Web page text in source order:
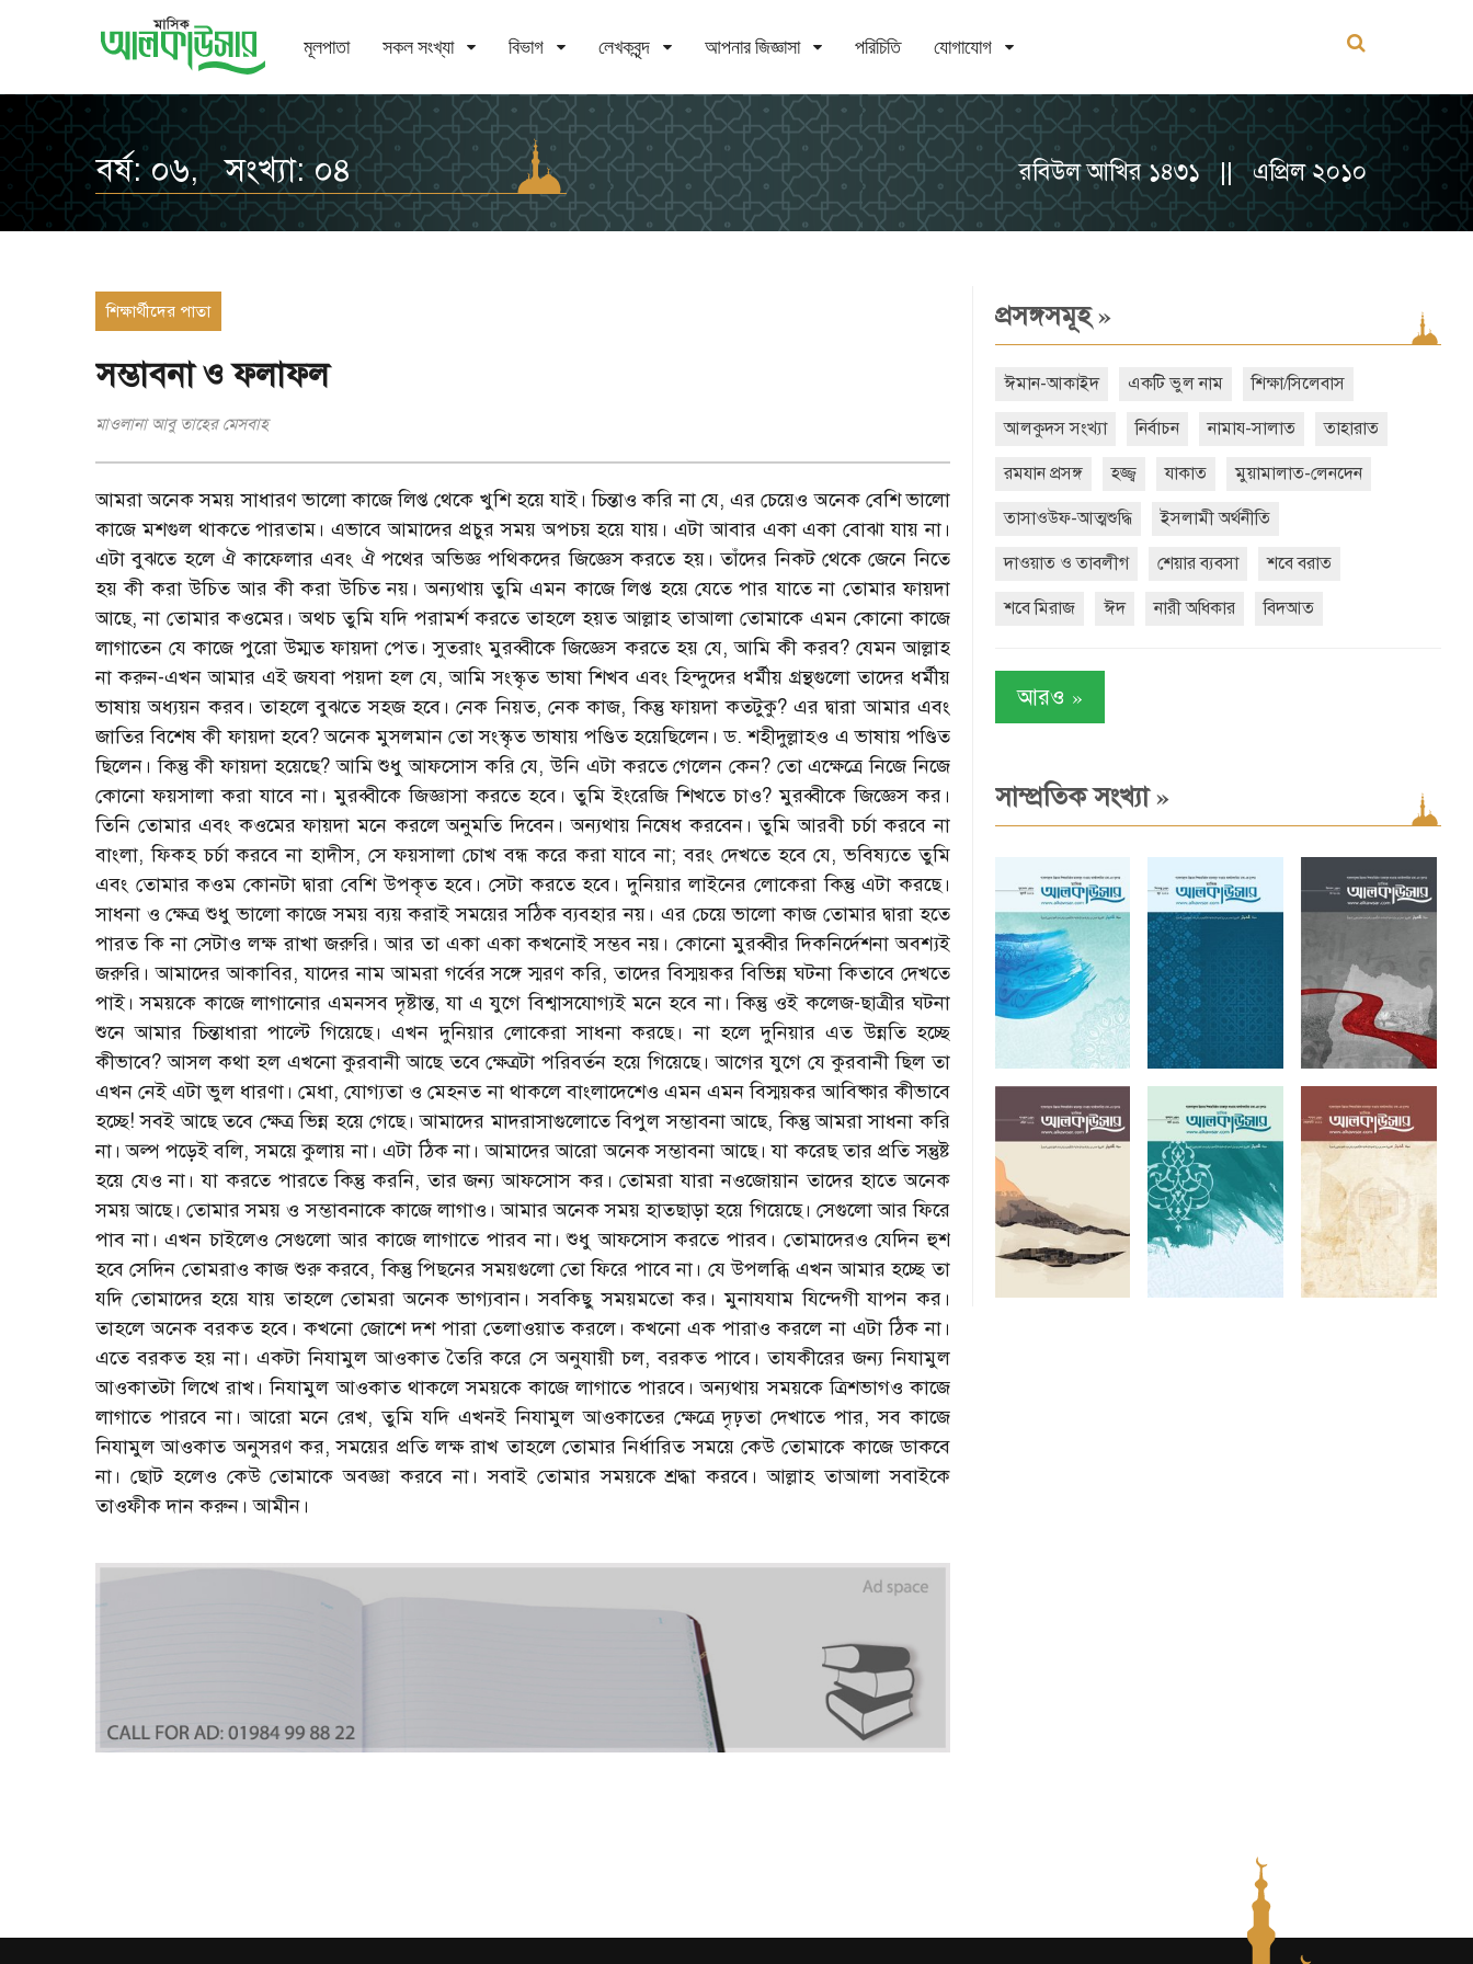
মূলপাতা সকল সংখ্যা বিভাগ লেখকবৃন্দ আপনার জিজ্ঞাসা পরিচিতি যোগাযোগ
বর্ষ: ০৬, সংখ্যা: ০৪ রবিউল আখির ১৪৩১ || এপ্রিল ২০১০
শিক্ষার্থীদের পাতা
সম্ভাবনা ও ফলাফল
মাওলানা আবু তাহের মেসবাহ
আমরা অনেক সময় সাধারণ ভালো কাজে লিপ্ত থেকে খুশি হয়ে যাই। চিন্তাও করি না যে, এর চেয়েও অনেক বেশি ভালো
কাজে মশগুল থাকতে পারতাম। এভাবে আমাদের প্রচুর সময় অপচয় হয়ে যায়। এটা আবার একা একা বোঝা যায় না।
এটা বুঝতে হলে ঐ কাফেলার এবং ঐ পথের অভিজ্ঞ পথিকদের জিজ্ঞেস করতে হয়। তাঁদের নিকট থেকে জেনে নিতে
হয় কী করা উচিত আর কী করা উচিত নয়। অন্যথায় তুমি এমন কাজে লিপ্ত হয়ে যেতে পার যাতে না তোমার ফায়দা
আছে, না তোমার কওমের। অথচ তুমি যদি পরামর্শ করতে তাহলে হয়ত আল্লাহ তাআলা তোমাকে এমন কোনো কাজে
লাগাতেন যে কাজে পুরো উম্মত ফায়দা পেত। সুতরাং মুরব্বীকে জিজ্ঞেস করতে হয় যে, আমি কী করব? যেমন আল্লাহ
না করুন-এখন আমার এই জযবা পয়দা হল যে, আমি সংস্কৃত ভাষা শিখব এবং হিন্দুদের ধর্মীয় গ্রন্থগুলো তাদের ধর্মীয়
ভাষায় অধ্যয়ন করব। তাহলে বুঝতে সহজ হবে। নেক নিয়ত, নেক কাজ, কিন্তু ফায়দা কতটুকু? এর দ্বারা আমার এবং
জাতির বিশেষ কী ফায়দা হবে? অনেক মুসলমান তো সংস্কৃত ভাষায় পণ্ডিত হয়েছিলেন। ড. শহীদুল্লাহও এ ভাষায় পণ্ডিত
ছিলেন। কিন্তু কী ফায়দা হয়েছে? আমি শুধু আফসোস করি যে, উনি এটা করতে গেলেন কেন? তো এক্ষেত্রে নিজে নিজে
কোনো ফয়সালা করা যাবে না। মুরব্বীকে জিজ্ঞাসা করতে হবে। তুমি ইংরেজি শিখতে চাও? মুরব্বীকে জিজ্ঞেস কর।
তিনি তোমার এবং কওমের ফায়দা মনে করলে অনুমতি দিবেন। অন্যথায় নিষেধ করবেন। তুমি আরবী চর্চা করবে না
বাংলা, ফিকহ চর্চা করবে না হাদীস, সে ফয়সালা চোখ বন্ধ করে করা যাবে না; বরং দেখতে হবে যে, ভবিষ্যতে তুমি
এবং তোমার কওম কোনটা দ্বারা বেশি উপকৃত হবে। সেটা করতে হবে। দুনিয়ার লাইনের লোকেরা কিন্তু এটা করছে।
সাধনা ও ক্ষেত্র শুধু ভালো কাজে সময় ব্যয় করাই সময়ের সঠিক ব্যবহার নয়। এর চেয়ে ভালো কাজ তোমার দ্বারা হতে
পারত কি না সেটাও লক্ষ রাখা জরুরি। আর তা একা একা কখনোই সম্ভব নয়। কোনো মুরব্বীর দিকনির্দেশনা অবশ্যই
জরুরি। আমাদের আকাবির, যাদের নাম আমরা গর্বের সঙ্গে স্মরণ করি, তাদের বিস্ময়কর বিভিন্ন ঘটনা কিতাবে দেখতে
পাই। সময়কে কাজে লাগানোর এমনসব দৃষ্টান্ত, যা এ যুগে বিশ্বাসযোগ্যই মনে হবে না। কিন্তু ওই কলেজ-ছাত্রীর ঘটনা
শুনে আমার চিন্তাধারা পাল্টে গিয়েছে। এখন দুনিয়ার লোকেরা সাধনা করছে। না হলে দুনিয়ার এত উন্নতি হচ্ছে
কীভাবে? আসল কথা হল এখনো কুরবানী আছে তবে ক্ষেত্রটা পরিবর্তন হয়ে গিয়েছে। আগের যুগে যে কুরবানী ছিল তা
এখন নেই এটা ভুল ধারণা। মেধা, যোগ্যতা ও মেহনত না থাকলে বাংলাদেশেও এমন এমন বিস্ময়কর আবিষ্কার কীভাবে
হচ্ছে! সবই আছে তবে ক্ষেত্র ভিন্ন হয়ে গেছে। আমাদের মাদরাসাগুলোতে বিপুল সম্ভাবনা আছে, কিন্তু আমরা সাধনা করি
না। অল্প পড়েই বলি, সময়ে কুলায় না। এটা ঠিক না। আমাদের আরো অনেক সম্ভাবনা আছে। যা করেছ তার প্রতি সন্তুষ্ট
হয়ে যেও না। যা করতে পারতে কিন্তু করনি, তার জন্য আফসোস কর। তোমরা যারা নওজোয়ান তাদের হাতে অনেক
সময় আছে। তোমার সময় ও সম্ভাবনাকে কাজে লাগাও। আমার অনেক সময় হাতছাড়া হয়ে গিয়েছে। সেগুলো আর ফিরে
পাব না। এখন চাইলেও সেগুলো আর কাজে লাগাতে পারব না। শুধু আফসোস করতে পারব। তোমাদেরও যেদিন হুশ
হবে সেদিন তোমরাও কাজ শুরু করবে, কিন্তু পিছনের সময়গুলো তো ফিরে পাবে না। যে উপলব্ধি এখন আমার হচ্ছে তা
যদি তোমাদের হয়ে যায় তাহলে তোমরা অনেক ভাগ্যবান। সবকিছু সময়মতো কর। মুনাযযাম যিন্দেগী যাপন কর।
তাহলে অনেক বরকত হবে। কখনো জোশে দশ পারা তেলাওয়াত করলে। কখনো এক পারাও করলে না এটা ঠিক না।
এতে বরকত হয় না। একটা নিযামুল আওকাত তৈরি করে সে অনুযায়ী চল, বরকত পাবে। তাযকীরের জন্য নিযামুল
আওকাতটা লিখে রাখ। নিযামুল আওকাত থাকলে সময়কে কাজে লাগাতে পারবে। অন্যথায় সময়কে ত্রিশভাগও কাজে
লাগাতে পারবে না। আরো মনে রেখ, তুমি যদি এখনই নিযামুল আওকাতের ক্ষেত্রে দৃঢ়তা দেখাতে পার, সব কাজে
নিযামুল আওকাত অনুসরণ কর, সময়ের প্রতি লক্ষ রাখ তাহলে তোমার নির্ধারিত সময়ে কেউ তোমাকে কাজে ডাকবে
না। ছোট হলেও কেউ তোমাকে অবজ্ঞা করবে না। সবাই তোমার সময়কে শ্রদ্ধা করবে। আল্লাহ তাআলা সবাইকে
তাওফীক দান করুন। আমীন।
প্রসঙ্গসমূহ»
ঈমান-আকাইদ একটি ভুল নাম শিক্ষা/সিলেবাস
আলকুদস সংখ্যা নির্বাচন নামায-সালাত তাহারাত
রমযান প্রসঙ্গ হজ্জ্ব যাকাত মুয়ামালাত-লেনদেন
তাসাওউফ-আত্মশুদ্ধি ইসলামী অর্থনীতি
দাওয়াত ও তাবলীগ শেয়ার ব্যবসা শবে বরাত
শবে মিরাজ ঈদ নারী অধিকার বিদআত
আরও »
সাম্প্রতিক সংখ্যা»